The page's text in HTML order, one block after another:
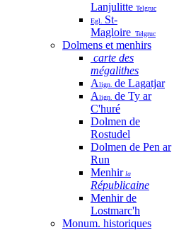
Lanjulitte Telgruc
Egl. St-
Magloire Telgruc
Dolmens et menhirs
carte des
mégalithes
Align. de Lagatjar
Align. de Ty ar
C'huré
Dolmen de
Rostudel
Dolmen de Pen ar
Run
Menhirla
Républicaine
Menhir de
Lostmarc'h
Monum. historiques